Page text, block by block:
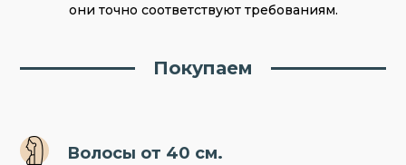
они точно соответствуют требованиям.
Покупаем
Волосы от 40 см.